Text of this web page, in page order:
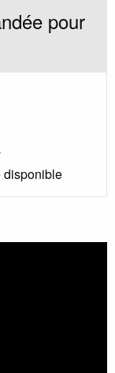
pour
disponible